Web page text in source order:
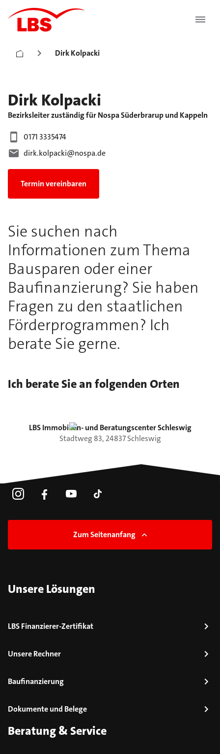
Dirk Kolpacki
Dirk Kolpacki
Bezirksleiter zuständig für Nospa Süderbrarup und Kappeln
0171 3335474
dirk.kolpacki@nospa.de
Termin vereinbaren
Sie suchen nach
Informationen zum Thema
Bausparen oder einer
Baufinanzierung? Sie haben
Fragen zu den staatlichen
Förderprogrammen? Ich
berate Sie gerne.
Ich berate Sie an folgenden Orten
LBS Immobilien- und Beratungscenter Schleswig
Stadtweg 83, 24837 Schleswig
Zum Seitenanfang
Unsere Lösungen
LBS Finanzierer-Zertifikat
Unsere Rechner
Baufinanzierung
Dokumente und Belege
Beratung & Service